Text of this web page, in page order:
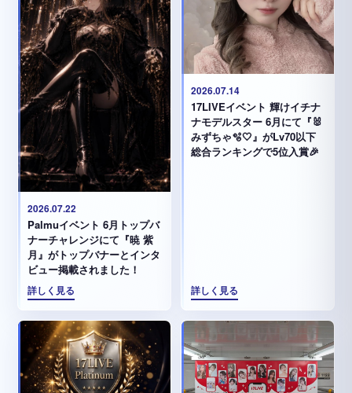
2026.07.22
Palmuイベント 6月トップバ
ナーチャレンジにて『暁 紫
月』がトップバナーとインタ
ビュー掲載されました！
詳しく見る
2026.07.14
17LIVEイベント 輝けイチナ
ナモデルスター 6月にて『🐰
みずちゃ️🫧🤍』がLv70以下
総合ランキングで5位入賞🎉
詳しく見る